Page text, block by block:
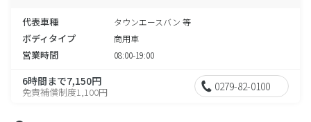
代表車種 タウンエースバン 等
ボディタイプ 商用車
営業時間 08:00-19:00
6時間まで7,150円
免責補償制度1,100円 0279-82-0100